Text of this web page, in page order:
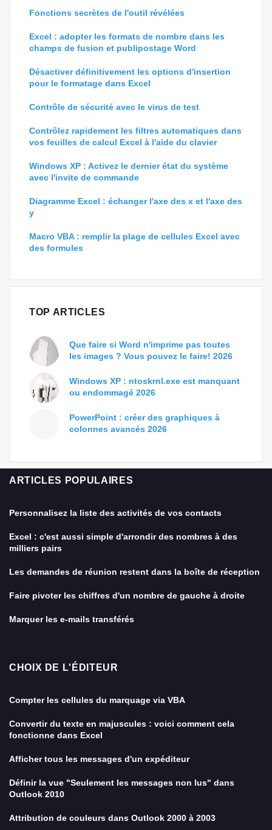
Fonctions secrètes de l'outil révélées
Excel : adopter les formats de nombre dans les
champs de fusion et publipostage Word
Désactiver définitivement les options d'insertion
pour le formatage dans Excel
Contrôle de sécurité avec le virus de test
Contrôlez rapidement les filtres automatiques dans
vos feuilles de calcul Excel à l'aide du clavier
Windows XP : Activez le dernier état du système
avec l'invite de commande
Diagramme Excel : échanger l'axe des x et l'axe des
y
Macro VBA : remplir la plage de cellules Excel avec
des formules
TOP ARTICLES
Que faire si Word n'imprime pas toutes
les images ? Vous pouvez le faire! 2026
Windows XP : ntoskrnl.exe est manquant
ou endommagé 2026
PowerPoint : créer des graphiques à
colonnes avancés 2026
ARTICLES POPULAIRES
Personnalisez la liste des activités de vos contacts
Excel : c'est aussi simple d'arrondir des nombres à des
milliers pairs
Les demandes de réunion restent dans la boîte de réception
Faire pivoter les chiffres d'un nombre de gauche à droite
Marquer les e-mails transférés
CHOIX DE L'ÉDITEUR
Compter les cellules du marquage via VBA
Convertir du texte en majuscules : voici comment cela
fonctionne dans Excel
Afficher tous les messages d'un expéditeur
Définir la vue "Seulement les messages non lus" dans
Outlook 2010
Attribution de couleurs dans Outlook 2000 à 2003